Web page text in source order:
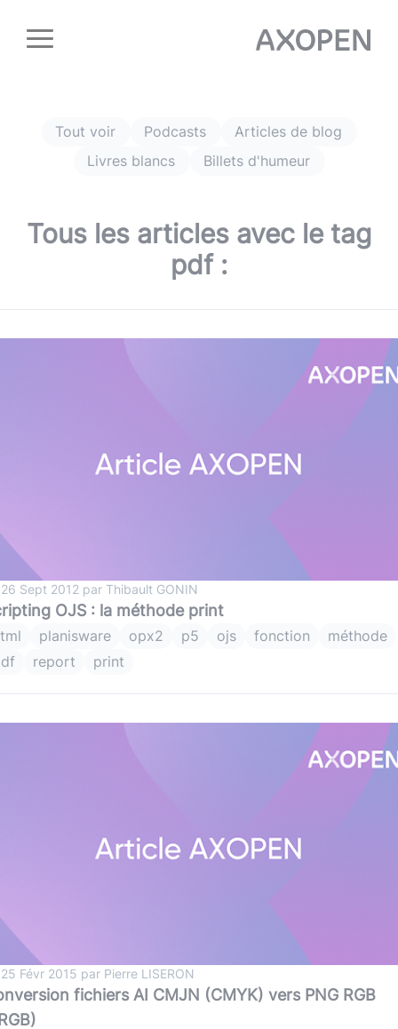
Tout voir Podcasts
Articles de blog
Livres blancs
Billets d'humeur
Tous les articles avec le tag
pdf:
Sept 2012 par Thibault GONIN
OJS : la méthode print
planisware opx2 p5 ojs fonction
méthode
report print
Févr 2015 par Pierre LISERON
fichiers AI CMJN (CMYK) vers PNG RGB